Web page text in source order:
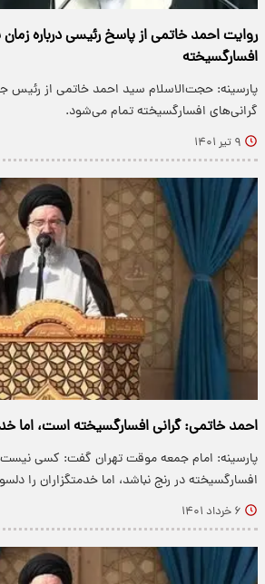
روایت احمد خاتمی از پاسخ رئیسی درباره زمان
افسارگسیخته
پارسینه: حجت‌الاسلام سید احمد خاتمی از رئیس
گرانی‌های افسارگسیخته تمام می‌شود.
۹ تیر ۱۴۰۱
احمد خاتمی: گرانی افسارگسیخته است، اما
پارسینه: امام جمعه موقت تهران گفت: کسی نیست
افسارگسیخته در رنج نباشد، اما خدمتگزاران را
۶ خرداد ۱۴۰۱